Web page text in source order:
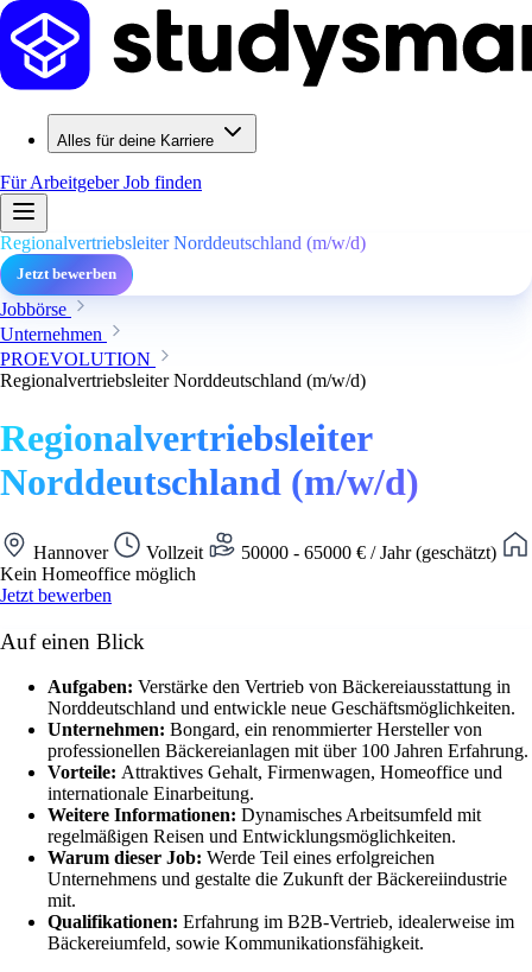
Alles für deine Karriere
Für ArbeitgeberJob finden
Regionalvertriebsleiter Norddeutschland (m/w/d)
Jetzt bewerben
Jobbörse
Unternehmen
PROEVOLUTION
Regionalvertriebsleiter Norddeutschland (m/w/d)
Regionalvertriebsleiter
Norddeutschland (m/w/d)
Hannover Vollzeit
50000 - 65000 € / Jahr (geschätzt)
Kein Homeoffice möglich
Jetzt bewerben
Auf einen Blick
Aufgaben: Verstärke den Vertrieb von Bäckereiausstattung in
Norddeutschland und entwickle neue Geschäftsmöglichkeiten.
Unternehmen: Bongard, ein renommierter Hersteller von
professionellen Bäckereianlagen mit über 100 Jahren Erfahrung.
Vorteile: Attraktives Gehalt, Firmenwagen, Homeoffice und
internationale Einarbeitung.
Weitere Informationen: Dynamisches Arbeitsumfeld mit
regelmäßigen Reisen und Entwicklungsmöglichkeiten.
Warum dieser Job: Werde Teil eines erfolgreichen
Unternehmens und gestalte die Zukunft der Bäckereiindustrie
mit.
Qualifikationen: Erfahrung im B2B-Vertrieb, idealerweise im
Bäckereiumfeld, sowie Kommunikationsfähigkeit.